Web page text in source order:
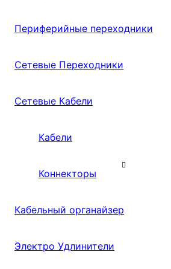
Периферийные переходники
Сетевые Переходники
Сетевые Кабели
Кабели
Коннекторы
Кабельный органайзер
Электро Удлинители